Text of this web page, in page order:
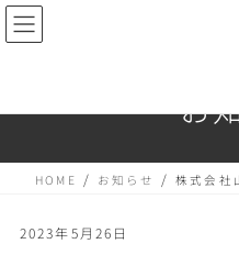
コ
ン
へ
ナ
ビ
ョ
お
HOME お知らせ 株式会社
2023年5月26日